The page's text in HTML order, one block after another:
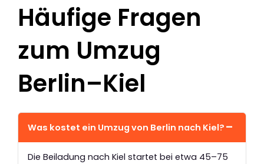
Häufige Fragen
zum Umzug
Berlin–Kiel
Was kostet ein Umzug von Berlin nach Kiel?
Die Beiladung nach Kiel startet bei etwa 45–75